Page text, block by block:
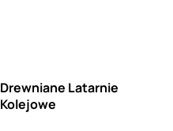
Drewniane Latarnie
Kolejowe